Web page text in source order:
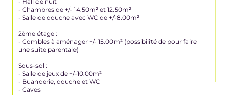
- Chambres de +/- 14.50m² et 12.50m²
- Salle de douche avec WC de +/-8.00m²
2ème étage :
- Combles à aménager +/- 15.00m² (possibilité de pour faire
une suite parentale)
Sous-sol :
- Salle de jeux de +/-10.00m²
- Buanderie, douche et WC
- Caves